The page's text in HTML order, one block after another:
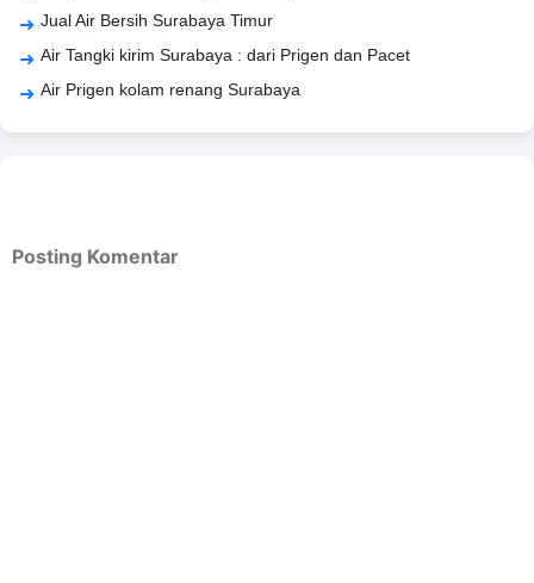
Jual Air Bersih Surabaya Timur
Air Tangki kirim Surabaya : dari Prigen dan Pacet
Air Prigen kolam renang Surabaya
Posting Komentar